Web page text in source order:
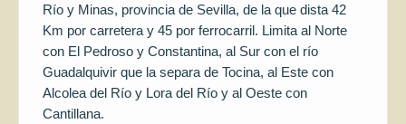
Río y Minas, provincia de Sevilla, de la que dista 42
Km por carretera y 45 por ferrocarril. Limita al Norte
con El Pedroso y Constantina, al Sur con el río
Guadalquivir que la separa de Tocina, al Este con
Alcolea del Río y Lora del Río y al Oeste con
Cantillana.